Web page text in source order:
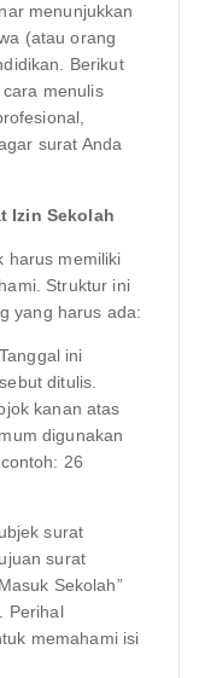
menunjukkan
(atau orang
Berikut
menulis
surat Anda
Izin Sekolah
harus memiliki
Struktur ini
yang harus ada:
Tanggal ini
ditulis.
kanan atas
digunakan
26
surat
surat
Sekolah”
Perihal
memahami isi